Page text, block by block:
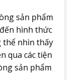
sản phẩm
hình thức
thể nhìn thấy
qua các tiện
sản phẩm